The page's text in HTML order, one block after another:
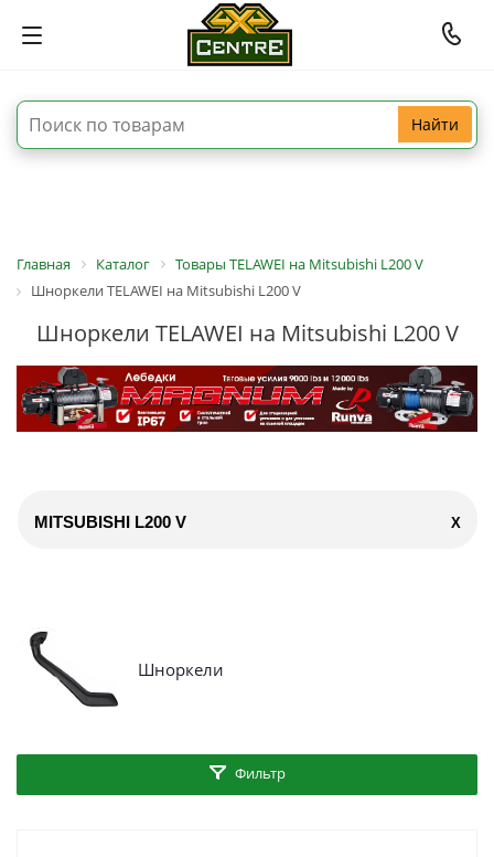
Найти
Главная Каталог
Товары TELAWEI на Mitsubishi L200 V
Шноркели TELAWEI на Mitsubishi L200 V
Шноркели TELAWEI на Mitsubishi L200 V
MITSUBISHI L200 V X
Шноркели
Фильтр